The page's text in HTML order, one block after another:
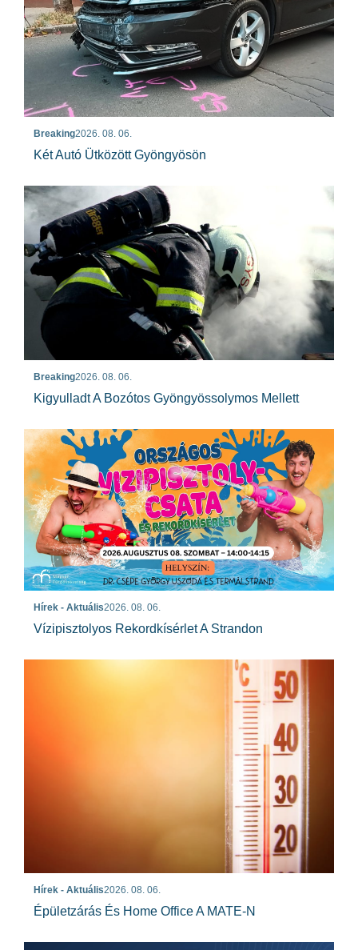
Breaking2026. 08. 06.
Két Autó Ütközött Gyöngyösön
Breaking2026. 08. 06.
Kigyulladt A Bozótos Gyöngyössolymos Mellett
Hírek - Aktuális2026. 08. 06.
Vízipisztolyos Rekordkísérlet A Strandon
Hírek - Aktuális2026. 08. 06.
Épületzárás És Home Office A MATE-N